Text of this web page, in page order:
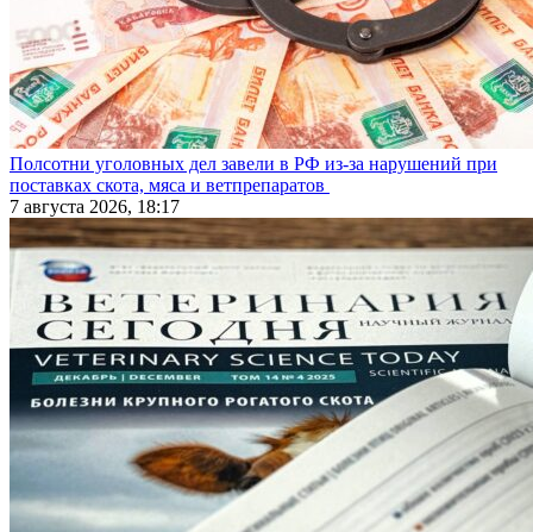
Полсотни уголовных дел завели в РФ из-за нарушений при
поставках скота, мяса и ветпрепаратов
7 августа 2026, 18:17